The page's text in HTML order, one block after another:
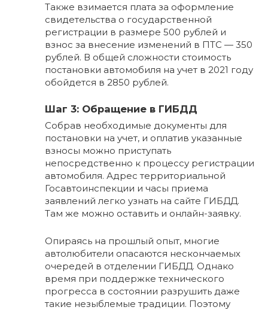
Также взимается плата за оформление
свидетельства о государственной
регистрации в размере 500 рублей и
взнос за внесение изменений в ПТС — 350
рублей. В общей сложности стоимость
постановки автомобиля на учет в 2021 году
обойдется в 2850 рублей.
Шаг 3: Обращение в ГИБДД
Собрав необходимые документы для
постановки на учет, и оплатив указанные
взносы можно приступать
непосредственно к процессу регистрации
автомобиля. Адрес территориальной
Госавтоинспекции и часы приема
заявлений легко узнать на сайте ГИБДД.
Там же можно оставить и онлайн-заявку.
Опираясь на прошлый опыт, многие
автолюбители опасаются нескончаемых
очередей в отделении ГИБДД. Однако
время при поддержке технического
прогресса в состоянии разрушить даже
такие незыблемые традиции. Поэтому